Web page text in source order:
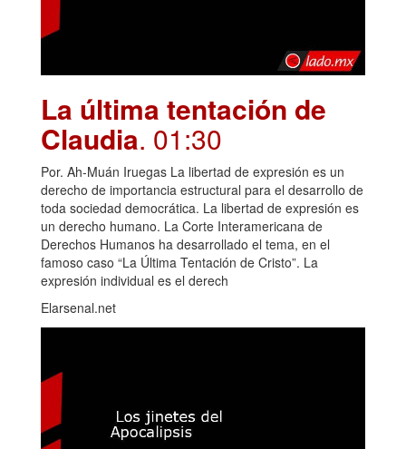
La última tentación de
Claudia. 01:30
Por. Ah-Muán Iruegas La libertad de expresión es un
derecho de importancia estructural para el desarrollo de
toda sociedad democrática. La libertad de expresión es
un derecho humano. La Corte Interamericana de
Derechos Humanos ha desarrollado el tema, en el
famoso caso “La Última Tentación de Cristo”. La
expresión individual es el derech
Elarsenal.net